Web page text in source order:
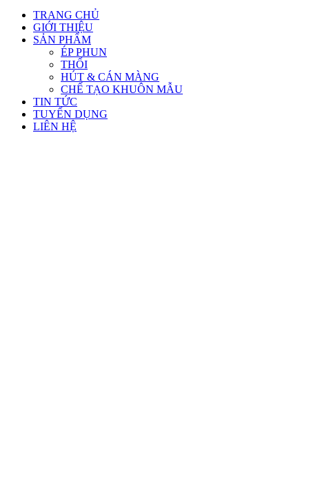
TRANG CHỦ
GIỚI THIỆU
SẢN PHẨM
ÉP PHUN
THỔI
HÚT & CÁN MÀNG
CHẾ TẠO KHUÔN MẪU
TIN TỨC
TUYỂN DỤNG
LIÊN HỆ